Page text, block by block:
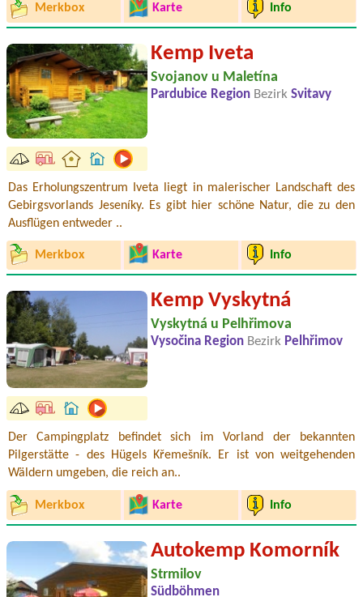
Merkbox Karte Info
Kemp Iveta
Svojanov u Maletína
Pardubice Region Bezirk Svitavy
Das Erholungszentrum Iveta liegt in malerischer Landschaft des
Gebirgsvorlands Jeseníky. Es gibt hier schöne Natur, die zu den
Ausflügen entweder ..
Merkbox Karte Info
Kemp Vyskytná
Vyskytná u Pelhřimova
Vysočina Region Bezirk Pelhřimov
Der Campingplatz befindet sich im Vorland der bekannten
Pilgerstätte - des Hügels Křemešník. Er ist von weitgehenden
Wäldern umgeben, die reich an..
Merkbox Karte Info
Autokemp Komorník
Strmilov
Südböhmen